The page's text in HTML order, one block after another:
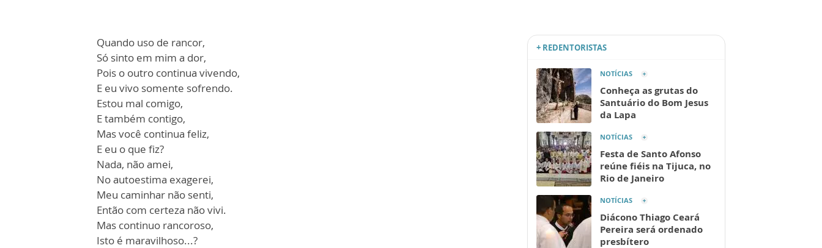
Quando uso de rancor,
Só sinto em mim a dor,
Pois o outro continua vivendo,
E eu vivo somente sofrendo.
Estou mal comigo,
E também contigo,
Mas você continua feliz,
E eu o que fiz?
Nada, não amei,
No autoestima exagerei,
Meu caminhar não senti,
Então com certeza não vivi.
Mas continuo rancoroso,
Isto é maravilhoso...?
+ REDENTORISTAS
NOTÍCIAS
Conheça as grutas do
Santuário do Bom Jesus
da Lapa
NOTÍCIAS
Festa de Santo Afonso
reúne fiéis na Tijuca, no
Rio de Janeiro
NOTÍCIAS
Diácono Thiago Ceará
Pereira será ordenado
presbítero